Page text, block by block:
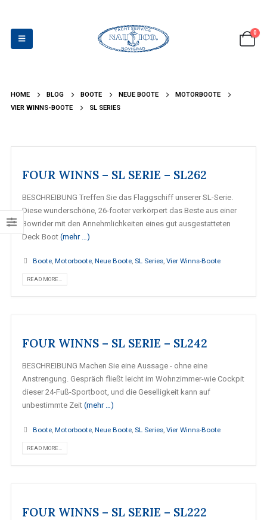
0
HOME BLOG BOOTE NEUE BOOTE
MOTORBOOTE
VIER WINNS-BOOTE
SL SERIES
FOUR WINNS – SL SERIE – SL262
BESCHREIBUNG Treffen Sie das Flaggschiff unserer SL-Serie.
Diese wunderschöne, 26-footer verkörpert das Beste aus einer
Bowrider mit den Annehmlichkeiten eines gut ausgestatteten
Deck Boot (mehr …)
Boote, Motorboote, Neue Boote, SL Series, Vier Winns-Boote
READ MORE...
FOUR WINNS – SL SERIE – SL242
BESCHREIBUNG Machen Sie eine Aussage - ohne eine
Anstrengung. Gespräch fließt leicht im Wohnzimmer-wie Cockpit
dieser 24-Fuß-Sportboot, und die Geselligkeit kann auf
unbestimmte Zeit (mehr …)
Boote, Motorboote, Neue Boote, SL Series, Vier Winns-Boote
READ MORE...
FOUR WINNS – SL SERIE – SL222